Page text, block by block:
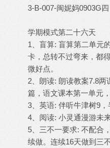
3-B-007-闽妮妈0903G四
学期模式第二十六天
1、盲算: 盲算第二单元
卡，总转不过弯来，都
微好点。
2、朗读: 朗读教案7.8
篇，语文课本第一单元
3、英语: 伴听牛津树9
4、阅读: 小灵通漫游未
5、三不一要求: 不配合
续做。连续16天做到三